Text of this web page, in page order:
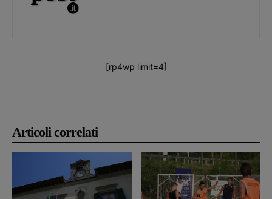
Articoli correlati
[rp4wp limit=4]